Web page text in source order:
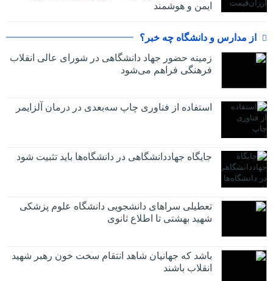
ایمن و هوشمند
از مدارس و دانشگاه چه خبر؟
زمینه حضور جهاد دانشگاهی در شورای عالی انقلاب
فرهنگی فراهم می‌شود
استفاده از فناوری چاپ سه‌بعدی در درمان آلزایمر
جایگاه جهاددانشگاهی در دانشگاه‌ها باید تثبیت شود
تعطیلی سراهای دانشجویی دانشگاه علوم پزشکی
شهید بهشتی تا اطلاع ثانوی
باشد که جهانیان شاهد انتقام سخت خون رهبر شهید
انقلاب باشند